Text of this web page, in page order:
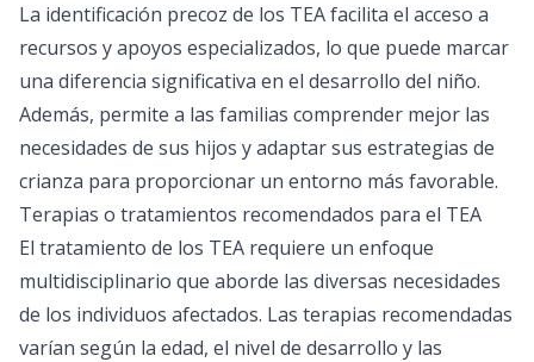
La identificación precoz de los TEA facilita el acceso a
recursos y apoyos especializados, lo que puede marcar
una diferencia significativa en el desarrollo del niño.
Además, permite a las familias comprender mejor las
necesidades de sus hijos y adaptar sus estrategias de
crianza para proporcionar un entorno más favorable.
Terapias o tratamientos recomendados para el TEA
El tratamiento de los TEA requiere un enfoque
multidisciplinario que aborde las diversas necesidades
de los individuos afectados. Las terapias recomendadas
varían según la edad, el nivel de desarrollo y las